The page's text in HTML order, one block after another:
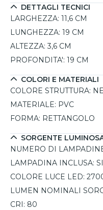
uniforme, mentre
installazione senza cavi e
DETTAGLI TECNICI
LARGHEZZA: 11,6 CM
LUNGHEZZA: 19 CM
ALTEZZA: 3,6 CM
PROFONDITA': 19 CM
COLORI E MATERIALI
COLORE STRUTTURA:
MATERIALE: PVC
FORMA: RETTANGOLO
SORGENTE
NUMERO DI
LAMPADINA INCLUSA: SI
COLORE LUCE LED:
LUMEN NOMINALI
CRI: 80